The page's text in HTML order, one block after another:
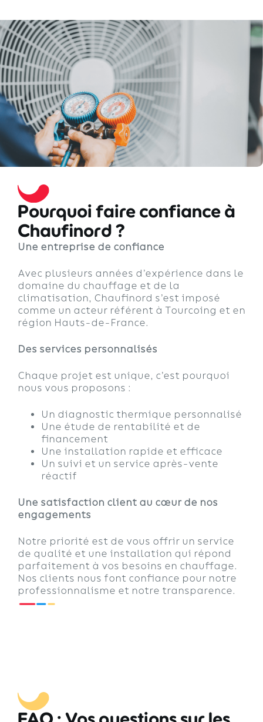
Pourquoi faire confiance à
Chaufinord ?
Une entreprise de confiance
Avec plusieurs années d’expérience dans le
domaine du chauffage et de la
climatisation, Chaufinord s’est imposé
comme un acteur référent à Tourcoing et en
région Hauts-de-France.
Des services personnalisés
Chaque projet est unique, c’est pourquoi
nous vous proposons :
Un diagnostic thermique personnalisé
Une étude de rentabilité et de
financement
Une installation rapide et efficace
Un suivi et un service après-vente
réactif
Une satisfaction client au cœur de nos
engagements
Notre priorité est de vous offrir un service
de qualité et une installation qui répond
parfaitement à vos besoins en chauffage.
Nos clients nous font confiance pour notre
professionnalisme et notre transparence.